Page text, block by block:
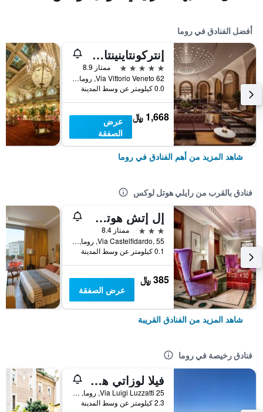
أفضل الفنادق في روما
إنتركونتاينينتال روم أمباسشياتوري بالاس باي آيتش جي
5 نجوم
ممتاز 8.9
Via Vittorio Veneto 62, روما, إيطاليا
0.0 كيلومتر عن وسط المدينة
1,668 ﷼
عرض
الصفقة
شاهد المزيد من أهم الفنادق في روما
فنادق بالقرب من رايلي هوتل لوكس
إل إتش هوتل أندريوتي
3 نجوم
ممتاز 8.4
Via Castelfidardo, 55, روما, إيطاليا
0.1 كيلومتر عن وسط المدينة
385 ﷼
عرض الصفقة
شاهد المزيد من الفنادق القريبة
فنادق رخيصة في روما
فيلا لوزاتي هوستل
25 Via Luigi Luzzatti, روما, إيطاليا
2.3 كيلومتر عن وسط المدينة